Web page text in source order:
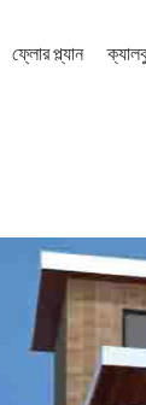
ফ্লোর প্ল্যান